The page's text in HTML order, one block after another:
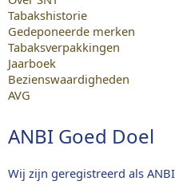
Tabakshistorie
Gedeponeerde merken
Tabaksverpakkingen
Jaarboek
Bezienswaardigheden
AVG
ANBI Goed Doel
Wij zijn geregistreerd als